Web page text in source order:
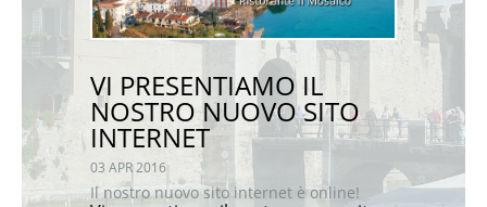
VI PRESENTIAMO IL
NOSTRO NUOVO SITO
INTERNET
03 APR 2016
Il nostro nuovo sito internet è online!